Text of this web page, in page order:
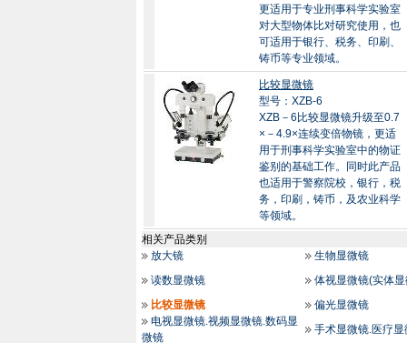
更适用于专业刑事科学实验室
对大型物体比对研究使用，也
可适用于银行、税务、印刷、
铸币等专业领域。
比较显微镜
型号：XZB-6
XZB－6比较显微镜升级至0.7
×－4.9×连续变倍物镜，更适
用于刑事科学实验室中的物证
鉴别的基础工作。同时此产品
也适用于警察院校，银行，税
务，印刷，铸币，及农业科学
等领域。
相关产品类别
放大镜
生物显微镜
读数显微镜
体视显微镜(实体
比较显微镜
偏光显微镜
电视显微镜.视频显微镜.数码显
微镜
手术显微镜.医疗